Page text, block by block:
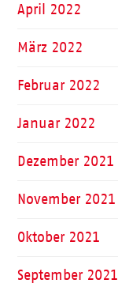
April 2022
März 2022
Februar 2022
Januar 2022
Dezember 2021
November 2021
Oktober 2021
September 2021